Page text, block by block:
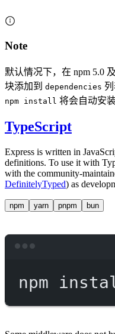
Note
默认情况下，在 npm 5.0
块添加到 dependencies
npm install 将会自动安
TypeScript
Express is written in
definitions. To use it with
with the community-
DefinitelyTyped) as
npm yarn pnpm bun
npm